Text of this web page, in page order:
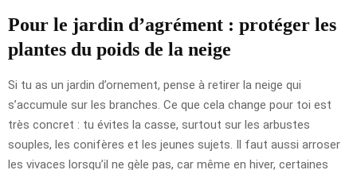
Pour le jardin d’agrément : protéger les
plantes du poids de la neige
Si tu as un jardin d’ornement, pense à retirer la neige qui
s’accumule sur les branches. Ce que cela change pour toi est
très concret : tu évites la casse, surtout sur les arbustes
souples, les conifères et les jeunes sujets. Il faut aussi arroser
les vivaces lorsqu’il ne gèle pas, car même en hiver, certaines